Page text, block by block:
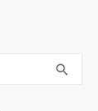
search